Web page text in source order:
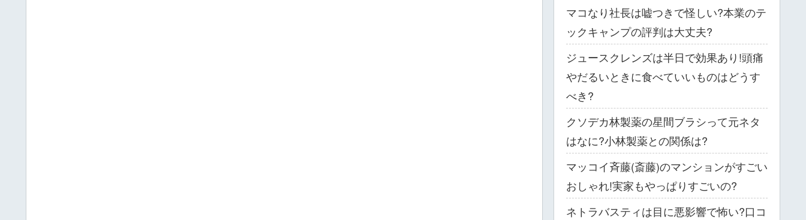
マコなり社長は嘘つきで怪しい?本業のテ
ックキャンプの評判は大丈夫?
ジュースクレンズは半日で効果あり!頭痛
やだるいときに食べていいものはどうす
べき?
クソデカ林製薬の星間ブラシって元ネタ
はなに?小林製薬との関係は?
マッコイ斉藤(斎藤)のマンションがすごい
おしゃれ!実家もやっぱりすごいの?
ネトラバスティは目に悪影響で怖い?口コ